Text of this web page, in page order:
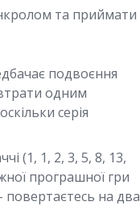
та приймати
подвоєння
одним
серія
(1, 1, 2, 3, 5, 8, 13,
програшної гри
повертаєтесь на два